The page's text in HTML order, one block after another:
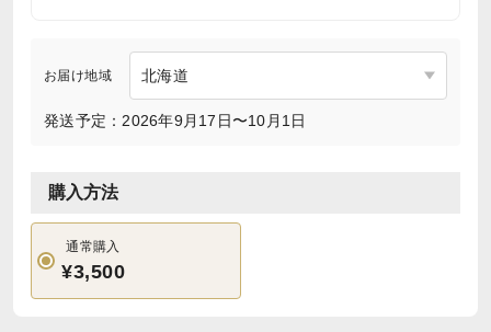
お届け地域
発送予定：2026年9月17日〜10月1日
購入方法
通常購入
¥3,500